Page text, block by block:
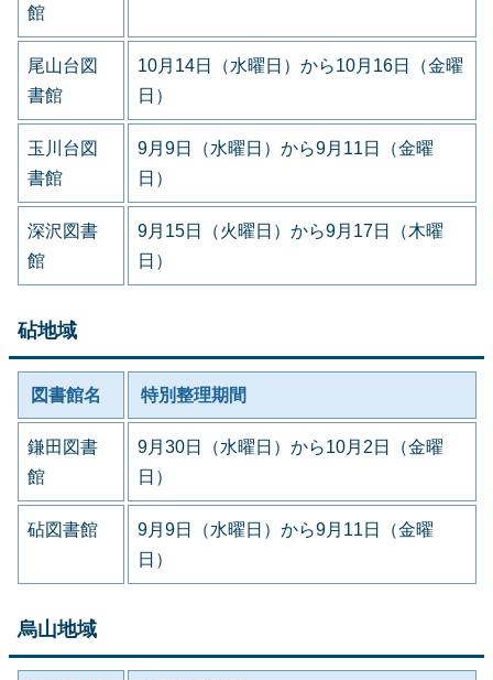
館
尾山台図
書館
10月14日（水曜日）から10月16日（金曜
日）
玉川台図
書館
9月9日（水曜日）から9月11日（金曜
日）
深沢図書
館
9月15日（火曜日）から9月17日（木曜
日）
砧地域
図書館名 特別整理期間
鎌田図書
館
9月30日（水曜日）から10月2日（金曜
日）
砧図書館
9月9日（水曜日）から9月11日（金曜
日）
烏山地域